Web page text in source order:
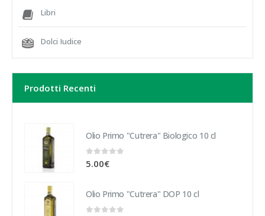
Libri
Dolci Iudice
Prodotti Recenti
Olio Primo "Cutrera" Biologico 10 cl
0 out of 5
5.00€
Olio Primo "Cutrera" DOP 10 cl